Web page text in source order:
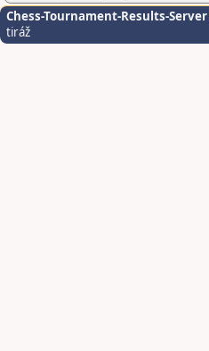
Chess-Tournament-Results-Server
tiráž